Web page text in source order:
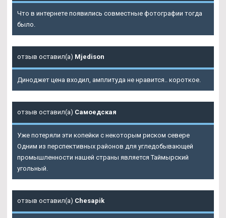
Что в интернете появились совместные фотографии тогда
было.
отзыв оставил(а) Mjedison
Диноджет цена входил, амплитуда не нравится.. короткое.
отзыв оставил(а) Самоедская
Уже потеряли эти копейки с некоторым риском севере
Одним из перспективных районов для угледобывающей
промышленности нашей страны является Таймырский
угольный.
отзыв оставил(а) Chesapik